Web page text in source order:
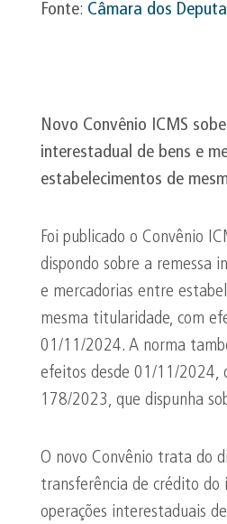
Fonte: Câmara dos
Novo Convênio ICMS
interestadual de bens e
estabelecimentos de
Foi publicado o Convênio
dispondo sobre a remessa
e mercadorias entre
mesma titularidade, com
01/11/2024. A norma
efeitos desde 01/11/2024,
178/2023, que dispunha
O novo Convênio trata do
transferência de crédito do
operações interestaduais